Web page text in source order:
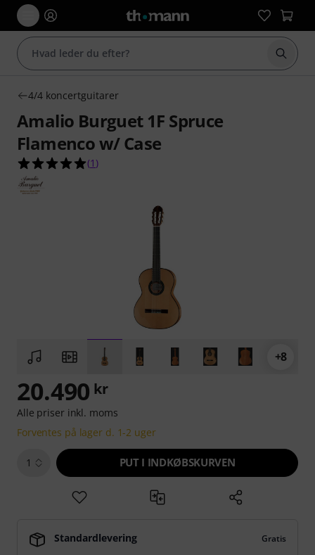
Start
4/4 koncertguitarer
Amalio Burguet 1F Spruce
Flamenco w/ Case
5.0 ud af 5 stjerner fra 1 kundebedømmelser
(1 )
+8
20.490 kr
Alle priser inkl. moms
Forventes på lager d. 1-2 uger
1 PUT I INDKØBSKURVEN
Standardlevering Gratis